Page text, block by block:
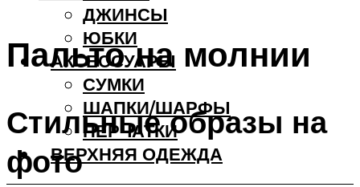
ДЖИНСЫ
ЮБКИ
АКCЕССУАРЫ
СУМКИ
ШАПКИ/ШАРФЫ
ПЕРЧАТКИ
ВЕРХНЯЯ ОДЕЖДА
Пальто на молнии
Стильные образы на
фото